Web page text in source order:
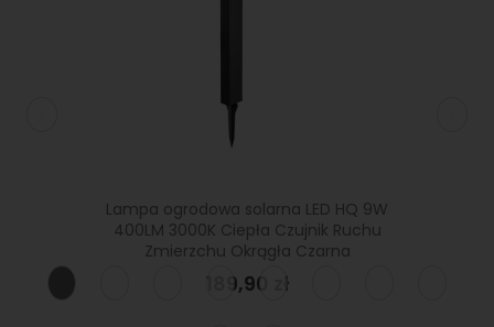
Lampa ogrodowa solarna LED HQ 9W
400LM 3000K Ciepła Czujnik Ruchu
Zmierzchu Okrągła Czarna
189,90 zł